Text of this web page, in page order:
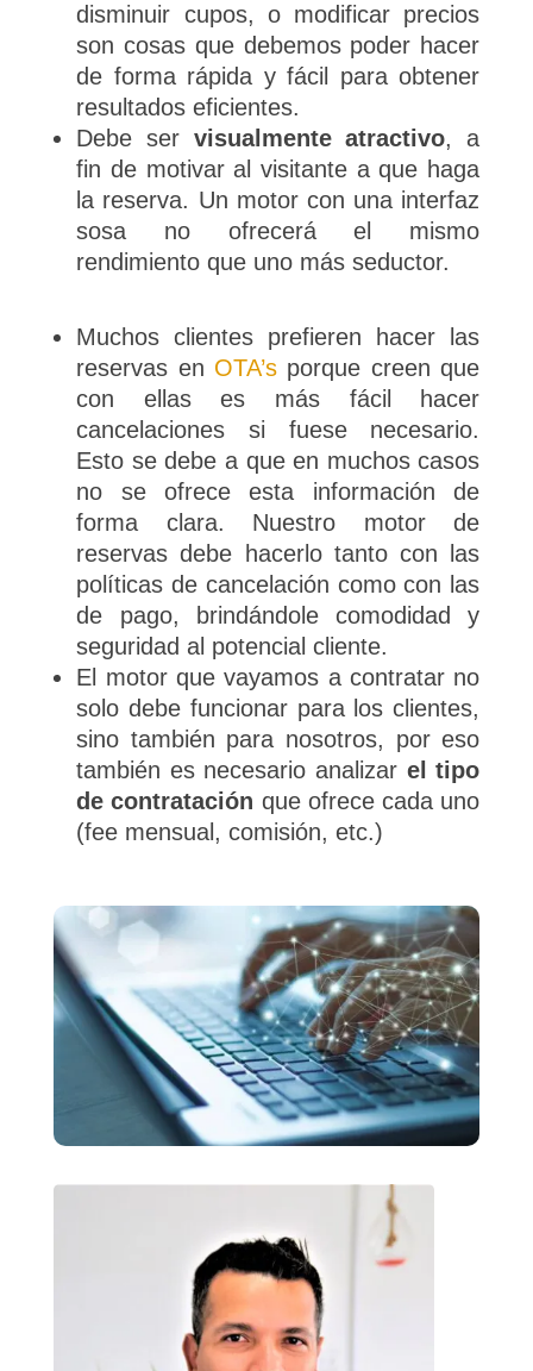
disminuir cupos, o modificar precios
son cosas que debemos poder hacer
de forma rápida y fácil para obtener
resultados eficientes.
Debe ser visualmente atractivo, a
fin de motivar al visitante a que haga
la reserva. Un motor con una interfaz
sosa no ofrecerá el mismo
rendimiento que uno más seductor.
Muchos clientes prefieren hacer las
reservas en OTA’s porque creen que
con ellas es más fácil hacer
cancelaciones si fuese necesario.
Esto se debe a que en muchos casos
no se ofrece esta información de
forma clara. Nuestro motor de
reservas debe hacerlo tanto con las
políticas de cancelación como con las
de pago, brindándole comodidad y
seguridad al potencial cliente.
El motor que vayamos a contratar no
solo debe funcionar para los clientes,
sino también para nosotros, por eso
también es necesario analizar el tipo
de contratación que ofrece cada uno
(fee mensual, comisión, etc.)